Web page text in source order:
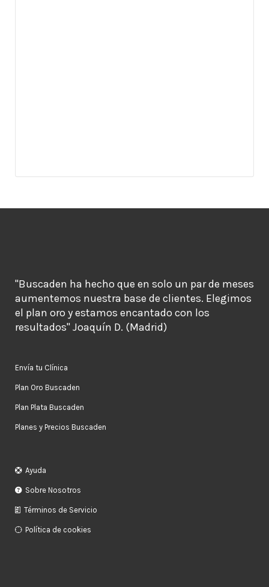
"Buscaden ha hecho que en solo un par de meses
aumentemos nuestra base de clientes. Elegimos
el plan oro y estamos encantado con los
resultados" Joaquín D. (Madrid)
Envía tu Clínica
Plan Oro Buscaden
Plan Plata Buscaden
Planes y Precios Buscaden
Ayuda
Sobre Nosotros
Términos de Servicio
Política de cookies